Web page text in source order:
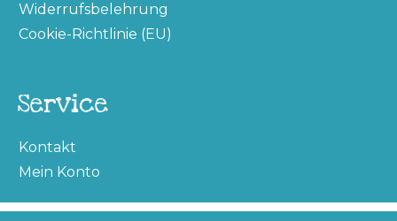
Widerrufsbelehrung
Cookie-Richtlinie (EU)
Service
Kontakt
Mein Konto